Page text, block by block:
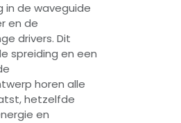
in de waveguide
en de
drivers. Dit
spreiding en een
horen alle
hetzelfde
en